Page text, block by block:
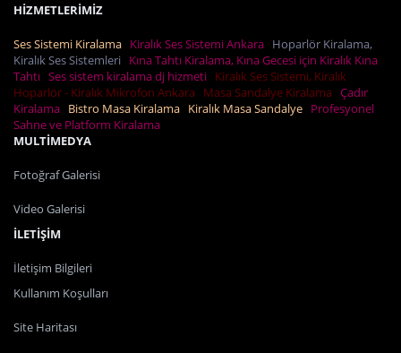
HİZMETLERİMİZ
Ses Sistemi Kiralama Kiralık Ses Sistemi Ankara Hoparlör Kiralama,
Kiralık Ses Sistemleri Kına Tahtı Kiralama, Kına Gecesi için Kiralık Kına
Tahtı Ses sistem kiralama dj hizmeti Kiralık Ses Sistemi, Kiralık
Hoparlör - Kiralık Mikrofon Ankara
Masa Sandalye Kiralama Çadır
Kiralama Bistro Masa Kiralama Kiralık Masa Sandalye Profesyonel
Sahne ve Platform Kiralama
MULTİMEDYA
Fotoğraf Galerisi
Video Galerisi
İLETİŞİM
İletişim Bilgileri
Kullanım Koşulları
Site Haritası